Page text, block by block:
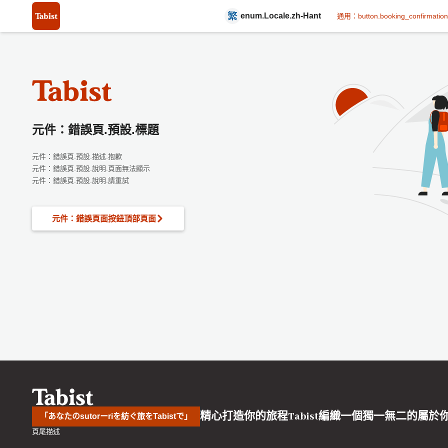
enum.Locale.zh-Hant 通用：button.booking_confirmation
元件：錯誤頁.預設.標題
元件：錯誤頁.預設.描述.抱歉
元件：錯誤頁.預設.說明.頁面無法顯示
元件：錯誤頁.預設.說明.請重試
元件：錯誤頁面按鈕頂部頁面
「あなたのsutorーriを紡ぐ旅をTabistで」 精心打造你的旅程Tabist編織一個獨一無二的屬於
頁尾描述